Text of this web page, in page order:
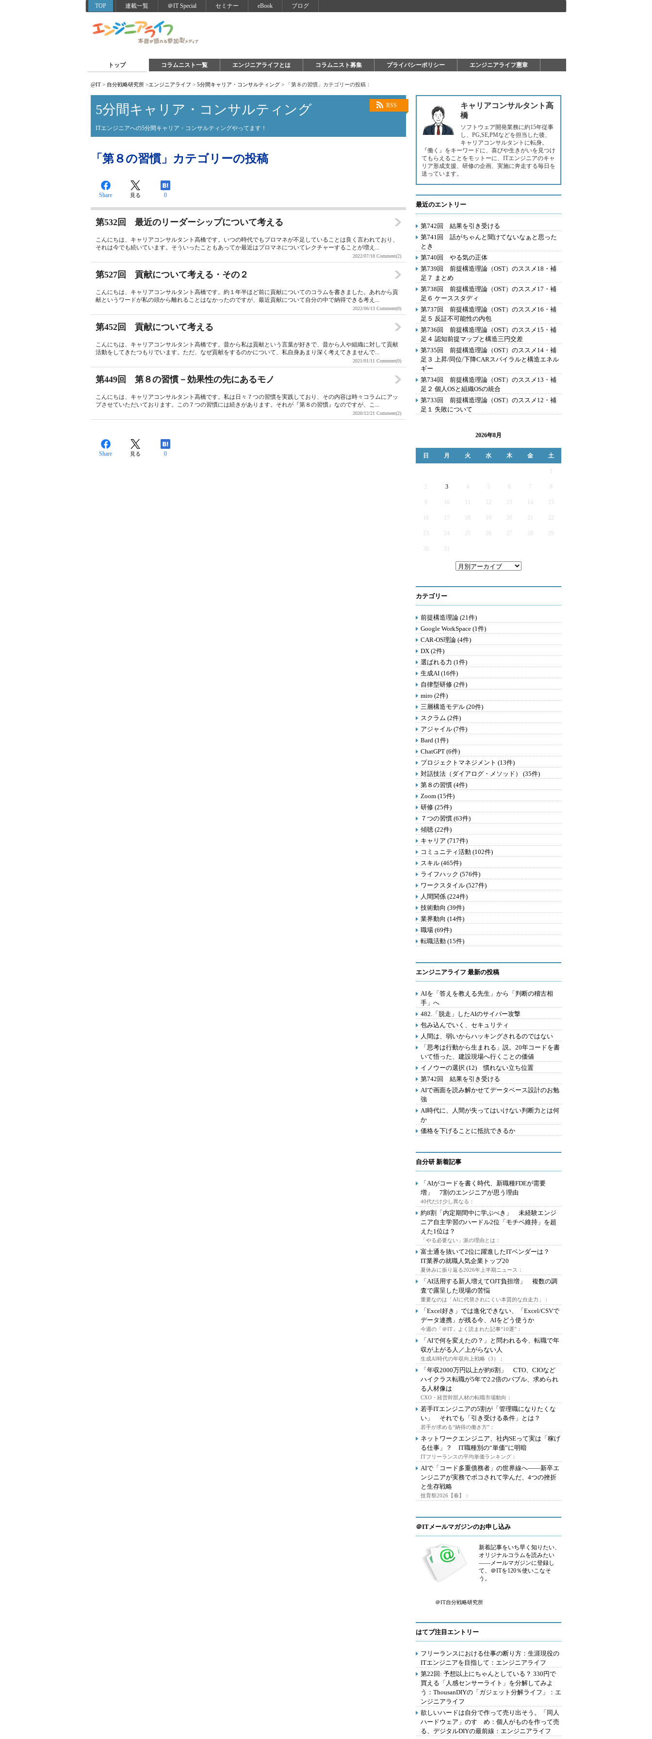
TOP 連載一覧 ＠IT Special セミナー eBook ブログ
トップ コラムニスト一覧 エンジニアライフとは コラムニスト募集 プライバシーポリシー エンジニアライフ憲章
@IT > 自分戦略研究所 >エンジニアライフ > 5分間キャリア・コンサルティング > 「第８の習慣」カテゴリーの投稿：
RSS
5分間キャリア・コンサルティング
ITエンジニアへの5分間キャリア・コンサルティングやってます！
「第８の習慣」カテゴリーの投稿
Share 見る 0
第532回 最近のリーダーシップについて考える
こんにちは、キャリアコンサルタント高橋です。いつの時代でもプロマネが不足していることは良く言われており、
それは今でも続いています。そういったこともあってか最近はプロマネについてレクチャーすることが増え...
2022/07/18 Comment(2)
第527回 貢献について考える・その２
こんにちは、キャリアコンサルタント高橋です。約１年半ほど前に貢献についてのコラムを書きました。あれから貢
献というワードが私の頭から離れることはなかったのですが、最近貢献について自分の中で納得できる考え...
2022/06/13 Comment(0)
第452回 貢献について考える
こんにちは、キャリアコンサルタント高橋です。昔から私は貢献という言葉が好きで、昔から人や組織に対して貢献
活動をしてきたつもりでいます。ただ、なぜ貢献をするのかについて、私自身あまり深く考えてきませんで...
2021/01/11 Comment(0)
第449回 第８の習慣－効果性の先にあるモノ
こんにちは、キャリアコンサルタント高橋です。私は日々７つの習慣を実践しており、その内容は時々コラムにアッ
プさせていただいております。この７つの習慣には続きがあります。それが『第８の習慣』なのですが、こ...
2020/12/21 Comment(2)
Share 見る 0
キャリアコンサルタント高
橋
ソフトウェア開発業務に約15年従事
し、PG,SE,PMなどを担当した後、
キャリアコンサルタントに転身。
『働く』をキーワードに、喜びや生きがいを見つけ
てもらえることをモットーに、ITエンジニアのキャ
リア形成支援、研修の企画、実施に奔走する毎日を
送っています。
最近のエントリー
第742回 結果を引き受ける
第741回 話がちゃんと聞けてないなぁと思った
とき
第740回 やる気の正体
第739回 前提構造理論（OST）のススメ18・補
足７ まとめ
第738回 前提構造理論（OST）のススメ17・補
足６ ケーススタディ
第737回 前提構造理論（OST）のススメ16・補
足５ 反証不可能性の内包
第736回 前提構造理論（OST）のススメ15・補
足４ 認知前提マップと構造三円交差
第735回 前提構造理論（OST）のススメ14・補
足３ 上昇/同位/下降CARスパイラルと構造エネル
ギー
第734回 前提構造理論（OST）のススメ13・補
足２ 個人OSと組織OSの統合
第733回 前提構造理論（OST）のススメ12・補
足１ 失敗について
2026年8月
日 月 火 水 木 金 土
2 3 4 5 6 7
9 12 13 14 15
16 17 19 20 21 22
23 24 25 26 27 28 29
30 31
カテゴリー
前提構造理論 (21件)
Google WorkSpace (1件)
CAR-OS理論 (4件)
DX (2件)
選ばれる力 (1件)
生成AI (16件)
自律型研修 (2件)
miro (2件)
三層構造モデル (20件)
スクラム (2件)
アジャイル (7件)
Bard (1件)
ChatGPT (6件)
プロジェクトマネジメント (13件)
対話技法（ダイアログ・メソッド） (35件)
第８の習慣 (4件)
Zoom (15件)
研修 (25件)
７つの習慣 (63件)
傾聴 (22件)
キャリア (717件)
コミュニティ活動 (102件)
スキル (465件)
ライフハック (576件)
ワークスタイル (527件)
人間関係 (224件)
技術動向 (39件)
業界動向 (14件)
職場 (69件)
転職活動 (15件)
エンジニアライフ 最新の投稿
AIを「答えを教える先生」から「判断の稽古相
手」へ
482.「脱走」したAIのサイバー攻撃
包み込んでいく、セキュリティ
人間は、弱いからハッキングされるのではない
「思考は行動から生まれる」説。20年コードを書
いて悟った、建設現場へ行くことの価値
イノウーの選択 (12) 慣れない立ち位置
第742回 結果を引き受ける
AIで画面を読み解かせてデータベース設計のお勉
強
AI時代に、人間が失ってはいけない判断力とは何
か
価格を下げることに抵抗できるか
自分研 新着記事
「AIがコードを書く時代、新職種FDEが需要
増」 7割のエンジニアが思う理由
40代だけ少し異なる：
約8割「内定期間中に学ぶべき」 未経験エンジ
ニア自主学習のハードル2位「モチベ維持」を超
えた1位は？
「やる必要ない」派の理由とは：
富士通を抜いて2位に躍進したITベンダーは？
IT業界の就職人気企業トップ20
夏休みに振り返る2026年上半期ニュース：
「AI活用する新人増えてOJT負担増」 複数の調
査で露呈した現場の苦悩
重要なのは「AIに代替されにくい本質的な自走力」：
「Excel好き」では進化できない、「Excel/CSVで
データ連携」が残る今、AIをどう使うか
今週の「＠IT」よく読まれた記事“10選”：
「AIで何を変えたの？」と問われる今、転職で年
収が上がる人／上がらない人
生成AI時代の年収向上戦略（3）：
「年収2000万円以上が約6割」 CTO、CIOなど
ハイクラス転職が5年で2.2倍のバブル、求められ
る人材像は
CXO・経営幹部人材の転職市場動向：
若手ITエンジニアの5割が「管理職になりたくな
い」 それでも「引き受ける条件」とは？
若手が求める“納得の働き方”：
ネットワークエンジニア、社内SEって実は「稼げ
る仕事」？ IT職種別の“単価”に明暗
ITフリーランスの平均単価ランキング：
AIで「コード多重債務者」の世界線へ――新卒エ
ンジニアが実務でボコされて学んだ、4つの挫折
と生存戦略
技育祭2026【春】：
＠ITメールマガジンのお申し込み
新着記事をいち早く知りたい、
オリジナルコラムを読みたい
――メールマガジンに登録し
て、＠ITを120％使いこなそ
う。
＠IT自分戦略研究所
はてブ注目エントリー
フリーランスにおける仕事の断り方：生涯現役の
ITエンジニアを目指して：エンジニアライフ
第22回: 予想以上にちゃんとしている？ 330円で
買える「人感センサーライト」を分解してみよ
う：ThousanDIYの「ガジェット分解ライフ」：エ
ンジニアライフ
欲しいハードは自分で作って売り出そう。「同人
ハードウェア」のすゝめ：個人がものを作って売
る、デジタルDIYの最前線：エンジニアライフ